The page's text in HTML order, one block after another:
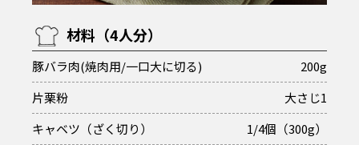
材料（4人分）
豚バラ肉(焼肉用/一口大に切る)
200g
片栗粉
大さじ1
キャベツ（ざく切り）
1/4個（300g）